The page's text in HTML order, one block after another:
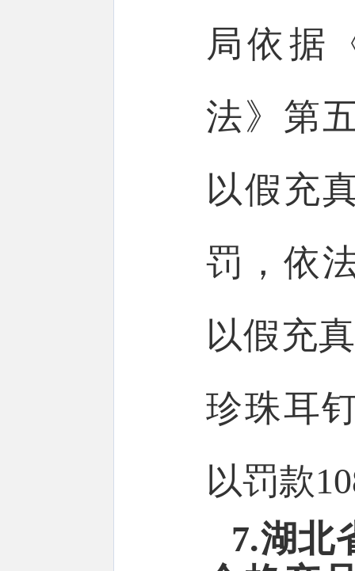
局依据
法》第
以假充
罚，依
以假充
珍珠耳
以罚款
7.湖北